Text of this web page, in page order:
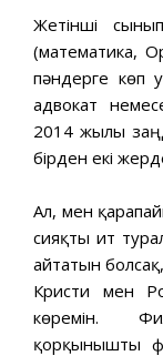
Жетінші
(математика,
пәндерге көп
адвокат
2014 жылғы
бірден екі
Ал, мен
сияқты ит
айтатын
Кристи мен
көремін.
қорқынышты